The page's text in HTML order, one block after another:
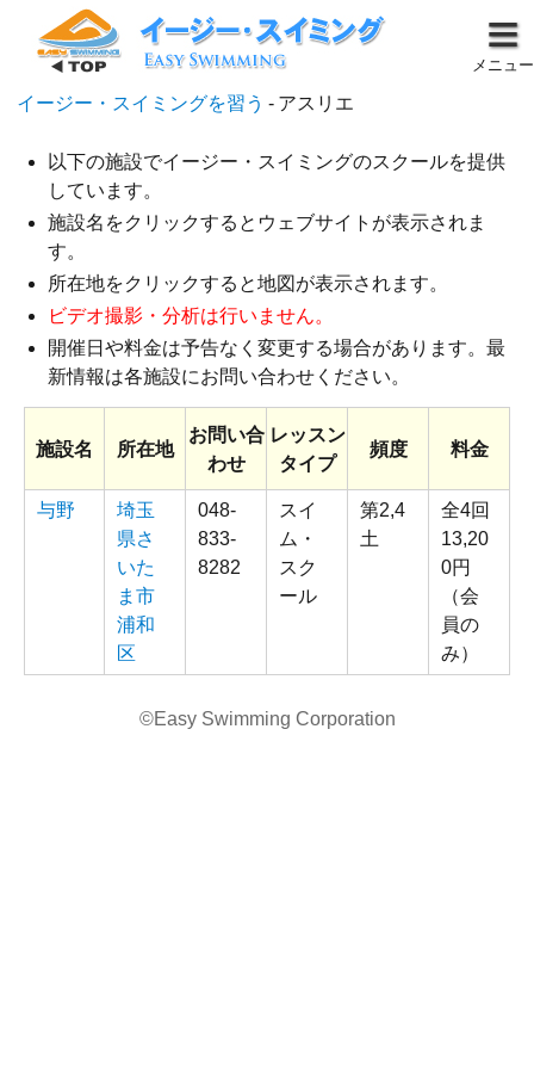
メニュー
イージー・スイミングを習う - アスリエ
以下の施設でイージー・スイミングのスクールを提供
しています。
施設名をクリックするとウェブサイトが表示されま
す。
所在地をクリックすると地図が表示されます。
ビデオ撮影・分析は行いません。
開催日や料金は予告なく変更する場合があります。最
新情報は各施設にお問い合わせください。
施設名 所在地
お問い合
わせ
レッスン
タイプ
頻度 料金
与野
埼玉
県さ
いた
ま市
浦和
区
048-
833-
8282
スイ
ム・
スク
ール
第2,4
土
全4回
13,20
0円
（会
員の
み）
©Easy Swimming Corporation